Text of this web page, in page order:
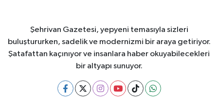
Şehrivan Gazetesi, yepyeni temasıyla sizleri
buluştururken, sadelik ve modernizmi bir araya getiriyor.
Şatafattan kaçınıyor ve insanlara haber okuyabilecekleri
bir altyapı sunuyor.